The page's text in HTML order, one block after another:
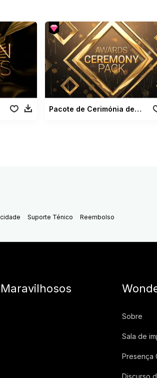
Pacote de Cerimónia de Prémios
Suporte Ténico Reembolso
Sobre
Sala de
Presença
Discurso